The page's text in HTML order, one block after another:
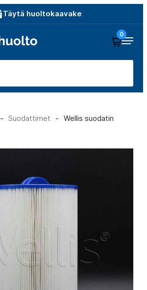
Täytä huoltokaavake
0
- Suodattimet -
Wellis suodatin